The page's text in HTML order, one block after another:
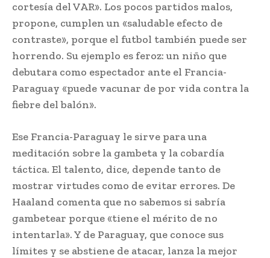
cortesía del VAR». Los pocos partidos malos,
propone, cumplen un «saludable efecto de
contraste», porque el futbol también puede ser
horrendo. Su ejemplo es feroz: un niño que
debutara como espectador ante el Francia-
Paraguay «puede vacunar de por vida contra la
fiebre del balón».
Ese Francia-Paraguay le sirve para una
meditación sobre la gambeta y la cobardía
táctica. El talento, dice, depende tanto de
mostrar virtudes como de evitar errores. De
Haaland comenta que no sabemos si sabría
gambetear porque «tiene el mérito de no
intentarla». Y de Paraguay, que conoce sus
límites y se abstiene de atacar, lanza la mejor